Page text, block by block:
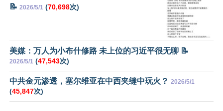
📝 2026/5/1 (70,698次)
美媒：万人为小布什修路 未上位的习近平很无聊 📝
2026/5/1 (47,543次)
中共金元渗透，塞尔维亚在中西夹缝中玩火？ 2026/5/1
(45,847次)